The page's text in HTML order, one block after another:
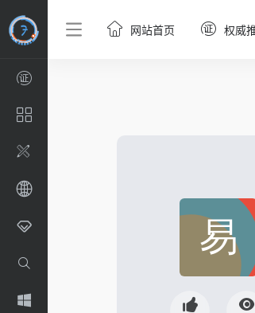
网站首页 权威